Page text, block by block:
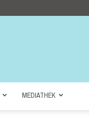
MEDIATHEK